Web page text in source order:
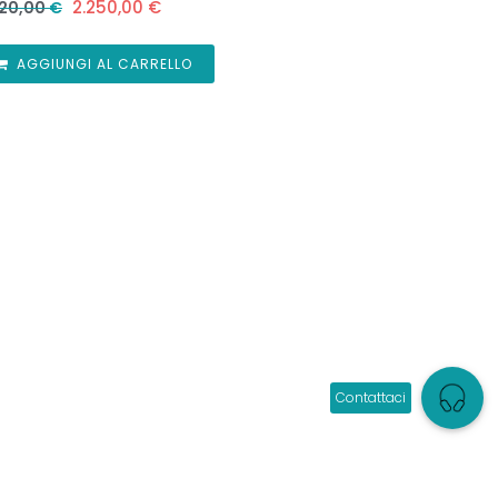
€ 2.250,00 €
AGGIUNGI AL CARRELLO